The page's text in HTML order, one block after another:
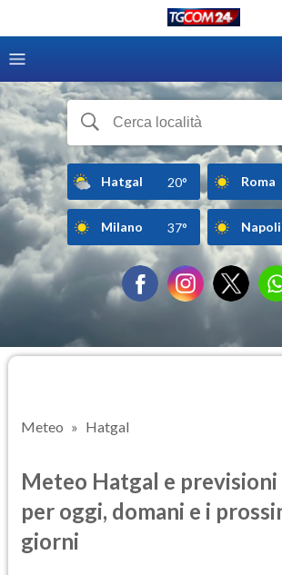
Hatgal 20° Roma
Milano 37° Napoli
Meteo Hatgal
Meteo Hatgal e
per oggi, domani e i
giorni